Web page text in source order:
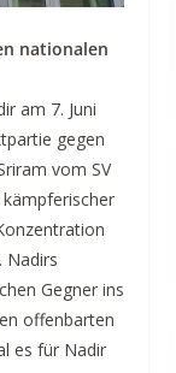
nationalen
am 7. Juni
gegen
vom SV
Nadirs
Gegner ins
offenbarten
es für Nadir